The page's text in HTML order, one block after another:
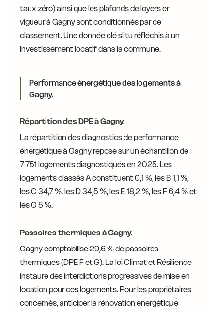
taux zéro) ainsi que les plafonds de loyers en
vigueur à Gagny sont conditionnés par ce
classement. Une donnée clé si tu réfléchis à un
investissement locatif dans la commune.
Performance énergétique des logements à
Gagny.
Répartition des DPE à Gagny.
La répartition des diagnostics de performance
énergétique à Gagny repose sur un échantillon de
7 751 logements diagnostiqués en 2025. Les
logements classés A constituent 0,1 %, les B 1,1 %,
les C 34,7 %, les D 34,5 %, les E 18,2 %, les F 6,4 % et
les G 5 %.
Passoires thermiques à Gagny.
Gagny comptabilise 29,6 % de passoires
thermiques (DPE F et G). La loi Climat et Résilience
instaure des interdictions progressives de mise en
location pour ces logements. Pour les propriétaires
concernés, anticiper la rénovation énergétique